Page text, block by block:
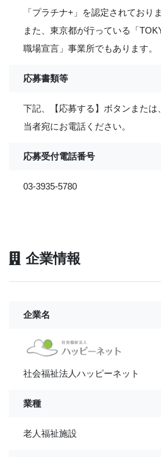
「プラチナ+」を認定されておりま
また、東京都が行っている「
職場宣言」事業所でもあります。
応募書類等
下記、【応募する】ボタンまたは
当者宛にお電話ください。
応募受付電話番号
03-3935-5780
企業情報
企業名
社会福祉法人ハッピーネット
業種
老人福祉施設